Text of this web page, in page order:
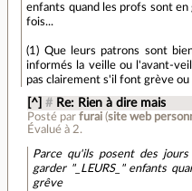
enfants quand les profs sont
fois...
(1) Que leurs patrons sont
informés la veille ou l'avant-
pas clairement s'il font grève ou
[^] # Re: Rien à dire mais
Posté par furai(site web
Évalué à 2.
Parce qu'ils posent des
garder "_LEURS_" enfants
grêve